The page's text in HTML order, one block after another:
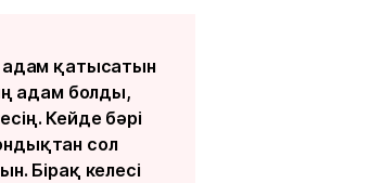
қатысатын
адам болды,
Кейде бәрі
сол
Бірақ келесі